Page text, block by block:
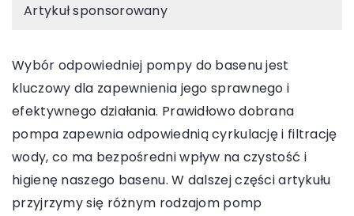
Artykuł sponsorowany
Wybór odpowiedniej pompy do basenu jest
kluczowy dla zapewnienia jego sprawnego i
efektywnego działania. Prawidłowo dobrana
pompa zapewnia odpowiednią cyrkulację i filtrację
wody, co ma bezpośredni wpływ na czystość i
higienę naszego basenu. W dalszej części artykułu
przyjrzymy się różnym rodzajom pomp